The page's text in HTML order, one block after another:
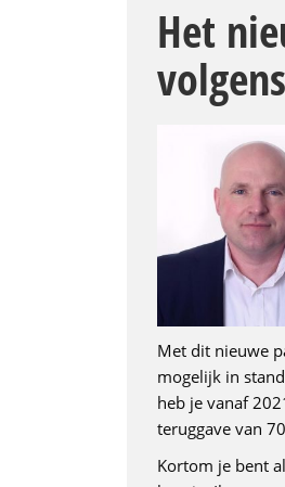
Het
Met dit nieuwe
mogelijk in
heb je vanaf
teruggave van
Kortom je bent